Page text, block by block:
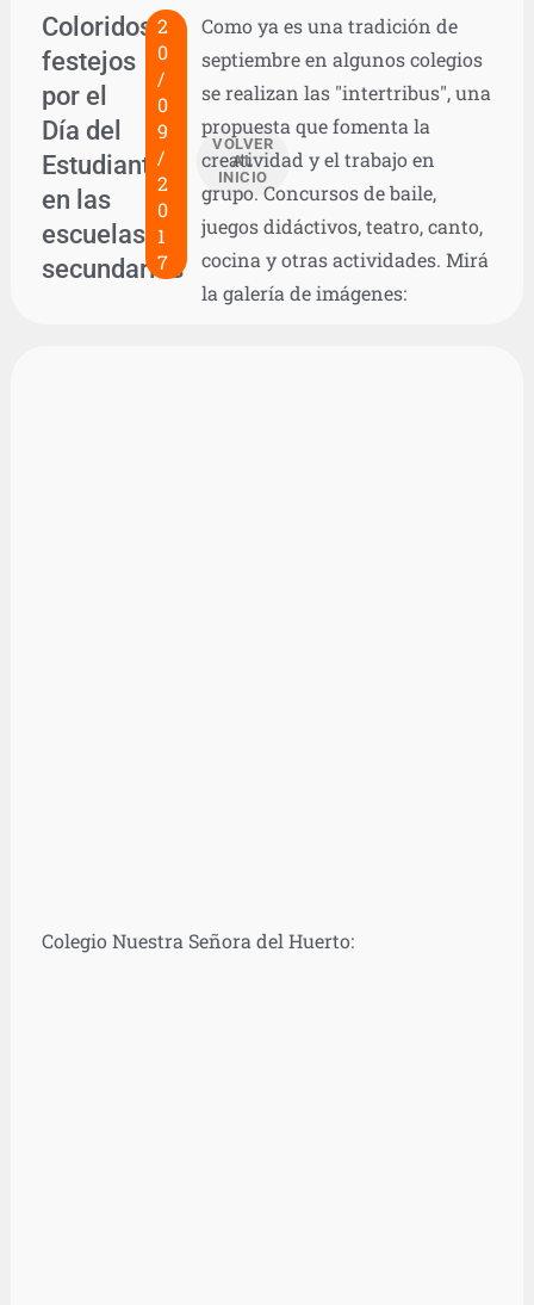
Coloridos
festejos
por el
Día del
Estudiante
en las
escuelas
secundarias
2
0
/
0
9
/
2
0
1
7
VOLVER
AL
INICIO
Como ya es una tradición de
septiembre en algunos colegios
se realizan las "intertribus", una
propuesta que fomenta la
creatividad y el trabajo en
grupo. Concursos de baile,
juegos didáctivos, teatro, canto,
cocina y otras actividades. Mirá
la galería de imágenes:
Colegio Nuestra Señora del Huerto: